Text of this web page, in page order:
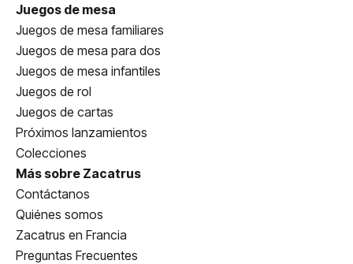
Juegos de mesa
Juegos de mesa familiares
Juegos de mesa para dos
Juegos de mesa infantiles
Juegos de rol
Juegos de cartas
Próximos lanzamientos
Colecciones
Más sobre Zacatrus
Contáctanos
Quiénes somos
Zacatrus en Francia
Preguntas Frecuentes